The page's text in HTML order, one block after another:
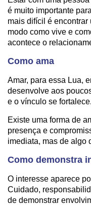
é muito importante
mais difícil é
modo como vive e
acontece o
Como ama
Amar, para essa Lua,
desenvolve aos
e o vínculo se fortalece.
Existe uma forma de
presença e
imediata, mas de algo
Como demonstra
O interesse aparece
Cuidado,
de demonstrar